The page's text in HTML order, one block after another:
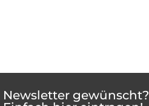
Newsletter gewünscht?